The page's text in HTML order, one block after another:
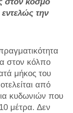
την
στον κόλπο
μήκος του
από
κυδωνιών που
μέτρα. Δεν